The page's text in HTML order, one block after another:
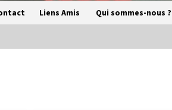
Liens Amis Qui sommes-nous ?